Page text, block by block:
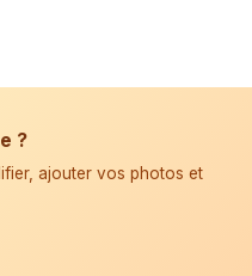
?
ajouter vos photos et